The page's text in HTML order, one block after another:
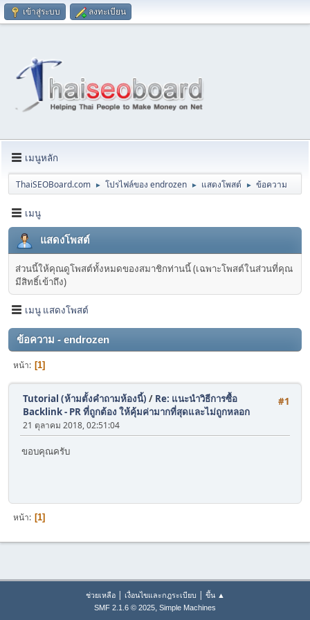
เข้าสู่ระบบ ลงทะเบียน
เมนูหลัก
ThaiSEOBoard.com ► โปรไฟล์ของ endrozen ► แสดงโพสต์ ► ข้อความ
เมนู
แสดงโพสต์
ส่วนนี้ให้คุณดูโพสต์ทั้งหมดของสมาชิกท่านนี้ (เฉพาะโพสต์ในส่วนที่คุณ
มีสิทธิ์เข้าถึง)
เมนู แสดงโพสต์
ข้อความ - endrozen
หน้า 1
#1
Tutorial (ห้ามตั้งคำถามห้องนี้) / Re: แนะนำวิธีการซื้อ
Backlink - PR ที่ถูกต้อง ให้คุ้มค่ามากที่สุดและไม่ถูกหลอก
21 ตุลาคม 2018, 02:51:04
ขอบคุณครับ
หน้า 1
ช่วยเหลือ| เงื่อนไขและกฎระเบียบ ขึ้น ▲
SMF 2.1.6 © 2025, Simple Machines